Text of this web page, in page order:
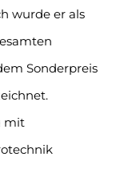
wurde er als
Sonderpreis
mit